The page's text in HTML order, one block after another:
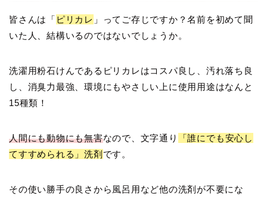
皆さんは「 ピリカレ 」ってご存じですか？名前を初めて聞
いた人、結構いるのではないでしょうか。
洗濯用粉石けんであるピリカレはコスパ良し、汚れ落ち良
し、消臭力最強、環境にもやさしい上に使用用途はなんと
15種類！
人間にも動物にも無害なので、文字通り
「誰にでも安心し
てすすめられる」洗剤 です。
その使い勝手の良さから風呂用など他の洗剤が不要にな